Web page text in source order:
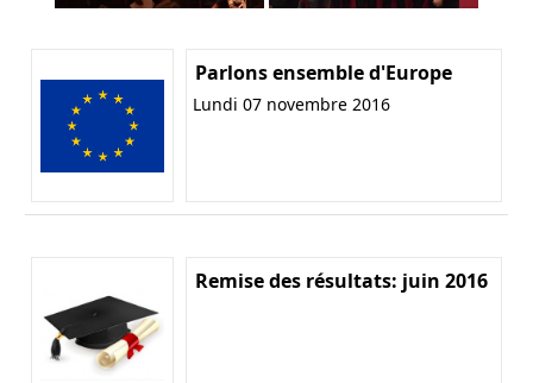
Parlons ensemble d'Europe
Lundi 07 novembre 2016
Remise des résultats: juin 2016